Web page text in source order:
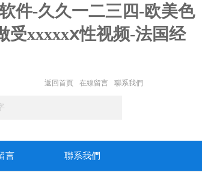
件-久久一二三四-欧美色
受xxxxxⅹ性视频-法国经
返回首頁 在線留言 聯系我們
言 聯系我們